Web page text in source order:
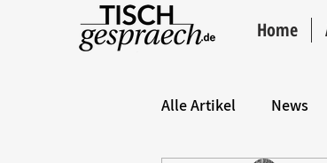
Home
Alle Artikel News